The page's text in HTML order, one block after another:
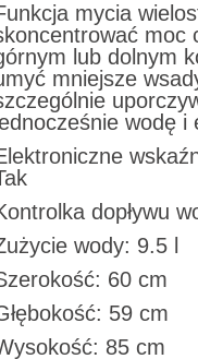
mycia
moc
lub dolnym
mniejsze
wodę i
dopływu
wody: 9.5 l
60 cm
59 cm
85 cm